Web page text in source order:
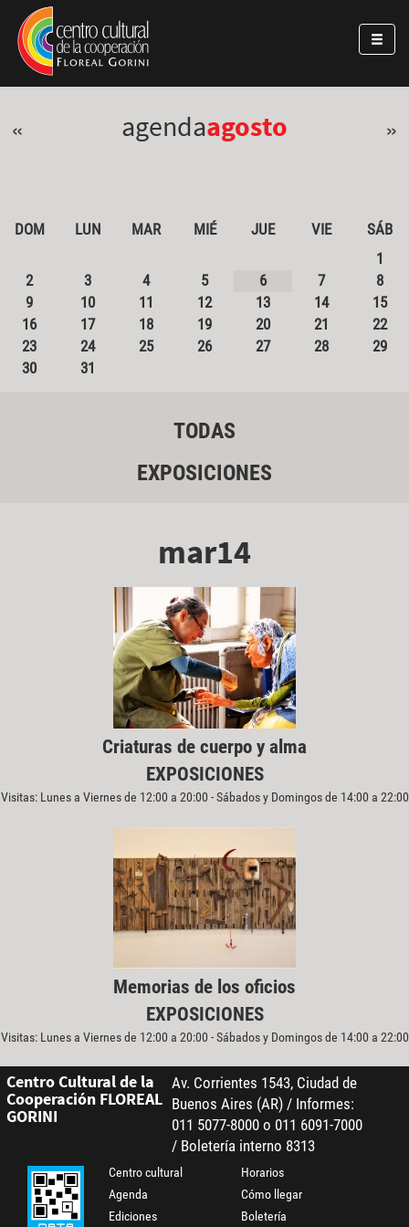
Pasar al contenido principal
Jump to main content
« agendaagosto »
DOM LUN MAR MIÉ JUE VIE
SÁB
1
2
3 4 5 6 7
8
9
10 11 12 13 14
15
16
17 18 19 20 21
22
23
24 25 26 27 28
29
30
31
TODAS
EXPOSICIONES
mar14
Criaturas de cuerpo y alma
EXPOSICIONES
Visitas: Lunes a Viernes de 12:00 a 20:00 - Sábados y Domingos de 14:00 a 22:00
Memorias de los oficios
EXPOSICIONES
Visitas: Lunes a Viernes de 12:00 a 20:00 - Sábados y Domingos de 14:00 a 22:00
Centro Cultural de la
Cooperación FLOREAL
GORINI
Av. Corrientes 1543, Ciudad de
Buenos Aires (AR) / Informes:
011 5077-8000 o 011 6091-7000
/ Boletería interno 8313
Centro cultural
Agenda
Ediciones
Horarios
Cómo llegar
Boletería